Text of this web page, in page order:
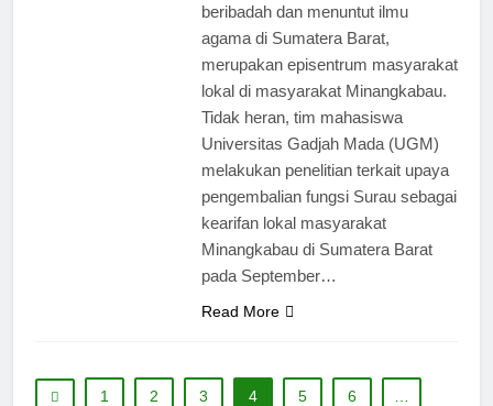
beribadah dan menuntut ilmu
agama di Sumatera Barat,
merupakan episentrum masyarakat
lokal di masyarakat Minangkabau.
Tidak heran, tim mahasiswa
Universitas Gadjah Mada (UGM)
melakukan penelitian terkait upaya
pengembalian fungsi Surau sebagai
kearifan lokal masyarakat
Minangkabau di Sumatera Barat
pada September…
Read More
1 2 3 4 5 6